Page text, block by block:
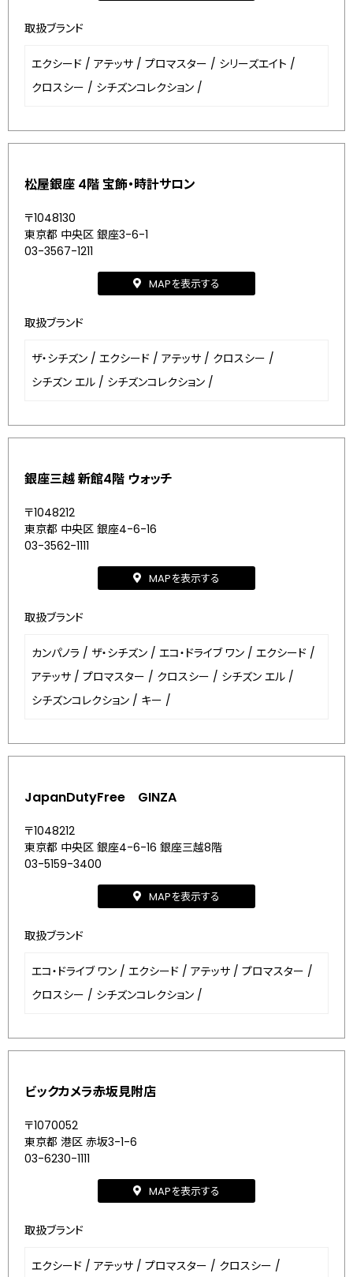
取扱ブランド
エクシード / アテッサ / プロマスター / シリーズエイト /
クロスシー / シチズンコレクション /
松屋銀座 4階 宝飾・時計サロン
〒1048130
東京都 中央区 銀座3-6-1
03-3567-1211
MAPを表示する
取扱ブランド
ザ・シチズン / エクシード / アテッサ / クロスシー /
シチズン エル / シチズンコレクション /
銀座三越 新館4階 ウォッチ
〒1048212
東京都 中央区 銀座4-6-16
03-3562-1111
MAPを表示する
取扱ブランド
カンパノラ / ザ・シチズン / エコ・ドライブ ワン / エクシード /
アテッサ / プロマスター / クロスシー / シチズン エル /
シチズンコレクション / キー /
JapanDutyFree GINZA
〒1048212
東京都 中央区 銀座4-6-16 銀座三越8階
03-5159-3400
MAPを表示する
取扱ブランド
エコ・ドライブ ワン / エクシード / アテッサ / プロマスター /
クロスシー / シチズンコレクション /
ビックカメラ赤坂見附店
〒1070052
東京都 港区 赤坂3-1-6
03-6230-1111
MAPを表示する
取扱ブランド
エクシード / アテッサ / プロマスター / クロスシー /